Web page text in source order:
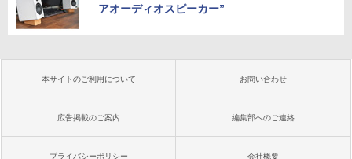
アオーディオスピーカー”
本サイトのご利用について お問い合わせ
広告掲載のご案内 編集部へのご連絡
プライバシーポリシー 会社概要